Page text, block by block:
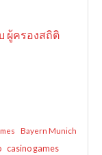
ผู้ครองสถิติ
Bayern Munich
casino games